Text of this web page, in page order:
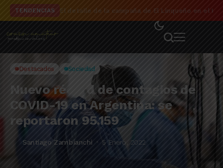
TENDENCIAS El detalle de la campaña de El Linqueño en el
Destacados Sociedad
Nuevo récord de contagios de
COVID-19 en Argentina: se
reportaron 95.159
Santiago Zambianchi 5 Enero, 2022